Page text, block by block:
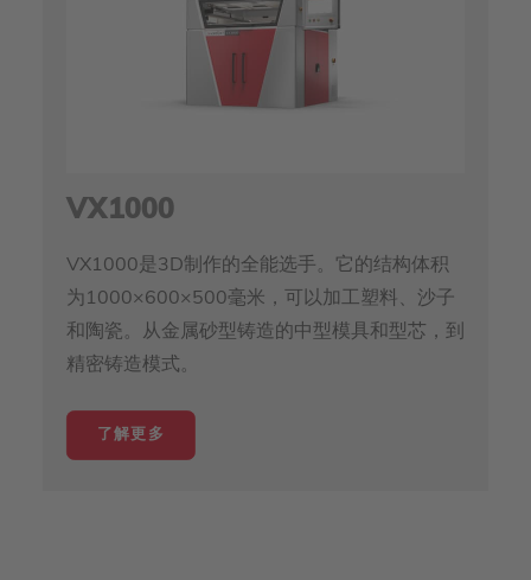
VX1000
VX1000是3D制作的全能选手。它的结构体积
为1000×600×500毫米，可以加工塑料、沙子
和陶瓷。从金属砂型铸造的中型模具和型芯，到
精密铸造模式。
了解更多